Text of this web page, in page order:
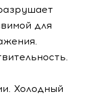
для
Холодный